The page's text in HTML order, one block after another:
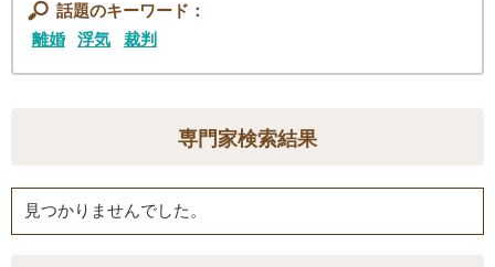
話題のキーワード：
離婚
浮気 裁判
専門家検索結果
見つかりませんでした。